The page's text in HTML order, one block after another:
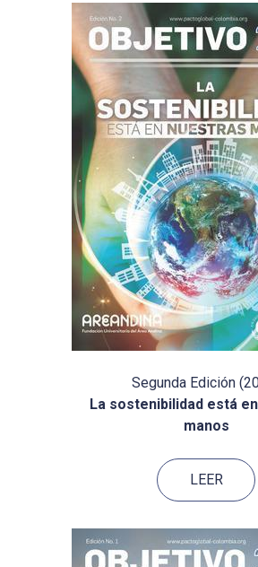
Segunda Edición
La sostenibilidad está
manos
LEER